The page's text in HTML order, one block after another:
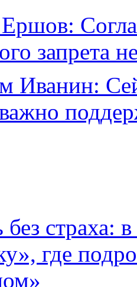
запрета
Иванин:
без страха:
где